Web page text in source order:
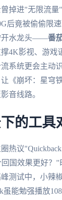
掉进"无限流
后竟被偷偷限
开水龙头——番
4K影视、游戏
系统更会主动
《崩坏：星穹
音线路。
的工具
热议
国效果更好？
测试中，小辣
虽能勉强播放